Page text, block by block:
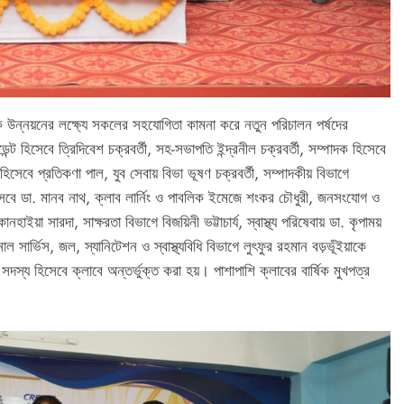
উন্নয়নের লক্ষ্যে সকলের সহযোগিতা কামনা করে নতুন পরিচালন পর্ষদের
হিসেবে ত্রিদিবেশ চক্রবর্তী, সহ-সভাপতি ইন্দ্রনীল চক্রবর্তী, সম্পাদক হিসেবে
প্রতিকণা পাল, যুব সেবায় বিভা ভূষণ চক্রবর্তী, সম্পাদকীয় বিভাগে
ডা. মানব নাথ, ক্লাব লার্নিং ও পাবলিক ইমেজে শংকর চৌধুরী, জনসংযোগ ও
সারদা, সাক্ষরতা বিভাগে বিজয়িনী ভট্টাচার্য, স্বাস্থ্য পরিষেবায় ডা. কৃপাময়
সার্ভিস, জল, স্যানিটেশন ও স্বাস্থ্যবিধি বিভাগে লুৎফুর রহমান বড়ভূঁইয়াকে
হিসেবে ক্লাবে অন্তর্ভুক্ত করা হয়। পাশাপাশি ক্লাবের বার্ষিক মুখপত্র